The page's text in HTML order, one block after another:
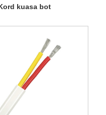
kuasa bot